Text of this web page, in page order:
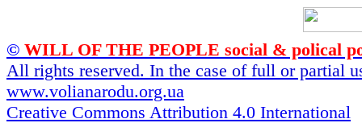
© WILL OF THE PEOPLE social & polical
All rights reserved. In the case of full or partial
www.volianarodu.org.ua
Creative Commons Attribution 4.0 International